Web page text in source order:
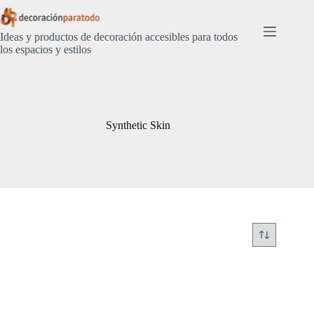
Saltar
al
contenido
Ideas y productos de decoración accesibles para todos
los espacios y estilos
Synthetic Skin